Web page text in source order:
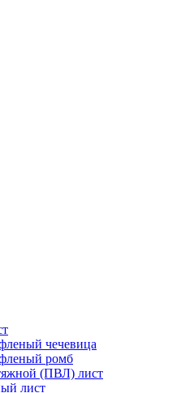
чечевица
ромб
(ПВЛ) лист
лист